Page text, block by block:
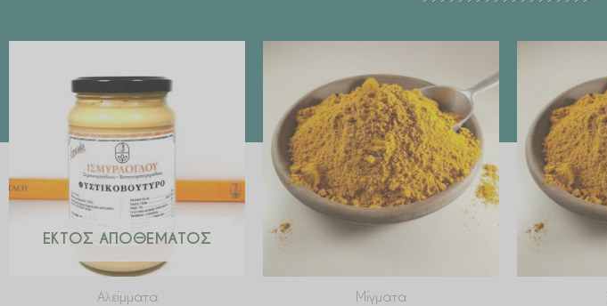
ΕΚΤΌΣ ΑΠΟΘΈΜΑΤΟΣ
Αλείμματα Μίγματα
€ 2.99
through
€ 29.90